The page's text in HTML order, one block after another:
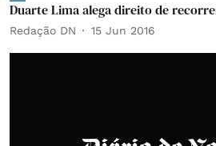
Duarte Lima alega direito de
Redação DN 15 Jun 2016